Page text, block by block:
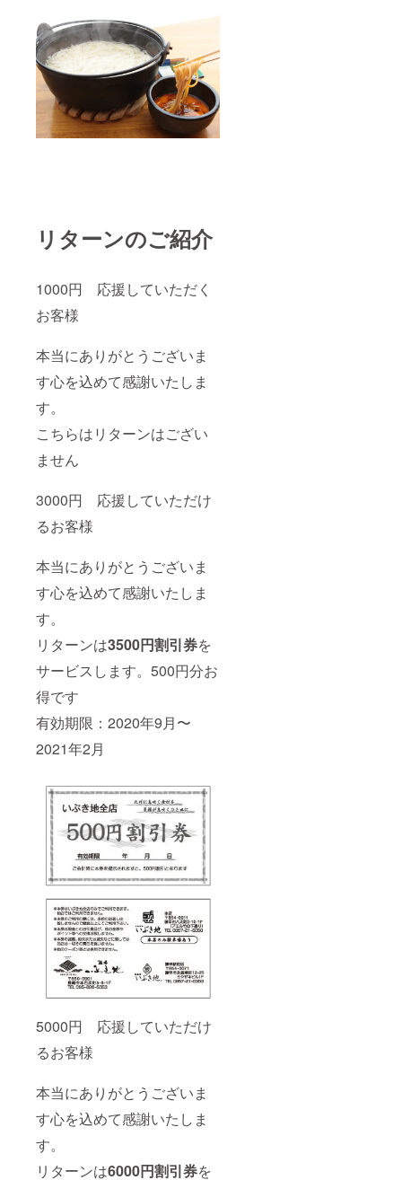
リターンのご紹介
1000円 応援していただく
お客様
本当にありがとうございま
す心を込めて感謝いたしま
す。
こちらはリターンはござい
ません
3000円 応援していただけ
るお客様
本当にありがとうございま
す心を込めて感謝いたしま
す。
リターンは3500円割引券を
サービスします。500円分お
得です
有効期限：2020年9月〜
2021年2月
5000円 応援していただけ
るお客様
本当にありがとうございま
す心を込めて感謝いたしま
す。
リターンは6000円割引券を